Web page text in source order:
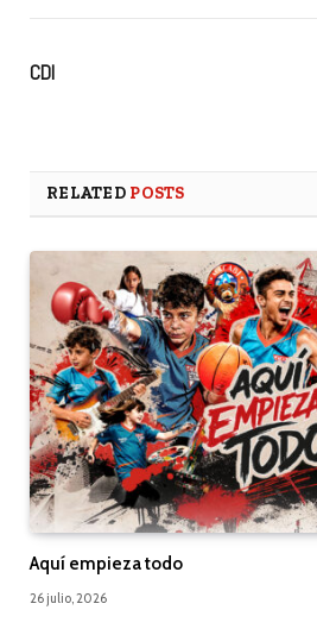
CDI
RELATED POSTS
Aquí empieza todo
26 julio, 2026